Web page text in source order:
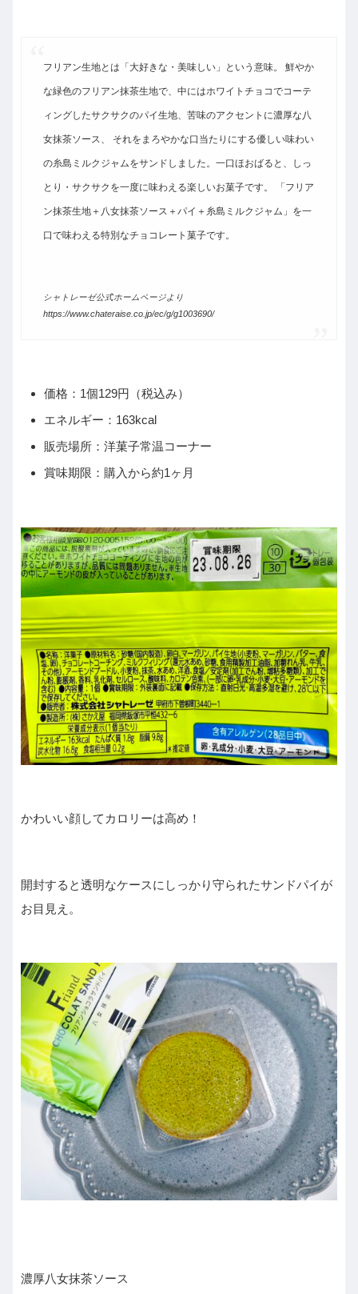
フリアン生地とは「大好きな・美味しい」という意味。 鮮やか
な緑色のフリアン抹茶生地で、中にはホワイトチョコでコーテ
ィングしたサクサクのパイ生地、苦味のアクセントに濃厚な八
女抹茶ソース、 それをまろやかな口当たりにする優しい味わい
の糸島ミルクジャムをサンドしました。一口ほおばると、しっ
とり・サクサクを一度に味わえる楽しいお菓子です。 「フリア
ン抹茶生地＋八女抹茶ソース＋パイ＋糸島ミルクジャム」を一
口で味わえる特別なチョコレート菓子です。
シャトレーゼ公式ホームページより
https://www.chateraise.co.jp/ec/g/g1003690/
価格：1個129円（税込み）
エネルギー：163kcal
販売場所：洋菓子常温コーナー
賞味期限：購入から約1ヶ月
かわいい顔してカロリーは高め！
開封すると透明なケースにしっかり守られたサンドパイが
お目見え。
濃厚八女抹茶ソース